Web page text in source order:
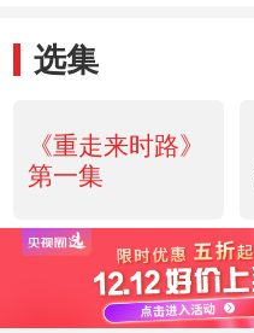
选集
《重走来时路》
第一集